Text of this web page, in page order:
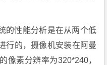
的性能分析是在从两个低
行的，摄像机安装在阿曼
像素分辨率为320*240，